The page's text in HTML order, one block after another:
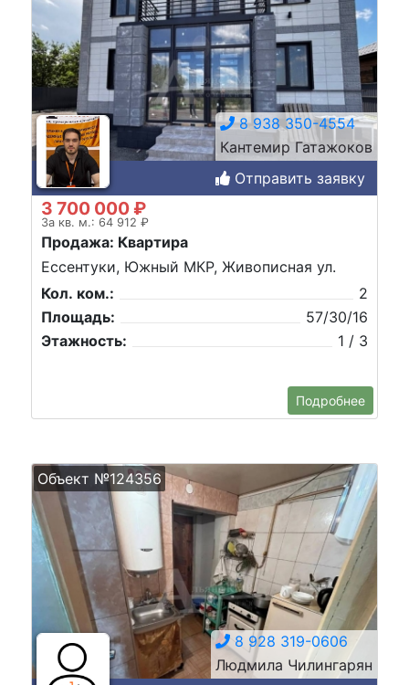
8 938 350-4554
Кантемир Гатажоков
Отправить заявку
3 700 000 ₽
За кв. м.: 64 912 ₽
Продажа: Квартира
Ессентуки, Южный МКР, Живописная ул.
Кол. ком.:
2
Площадь:
57/30/16
Этажность:
1 / 3
Подробнее
Объект №124356
8 928 319-0606
Людмила Чилингарян